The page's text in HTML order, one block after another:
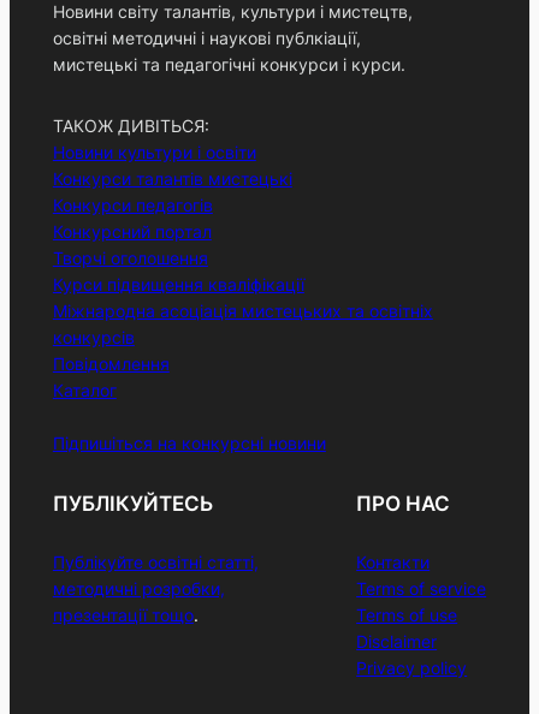
Новини світу талантів, культури і мистецтв,
освітні методичні і наукові публкіації,
мистецькі та педагогічні конкурси і курси.
ТАКОЖ ДИВІТЬСЯ:
Новини культури і освіти
Конкурси талантів мистецькі
Конкурси педагогів
Конкурсний портал
Творчі оголошення
Курси підвищення кваліфікації
Міжнародна асоціація мистецьких та освітніх
конкурсів
Повідомлення
Каталог
Підпишіться на конкурсні новини
ПУБЛІКУЙТЕСЬ
Публікуйте освітні статті,
методичні розробки,
презентації тощо.
ПРО НАС
Контакти
Terms of service
Terms of use
Disclaimer
Privacy policy